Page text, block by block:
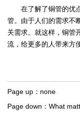
在了解了铜管的优点
管。由于人们的需求不
关需求。就这样，铜管
流，给更多的人带来方
Page up： none
Page down： What